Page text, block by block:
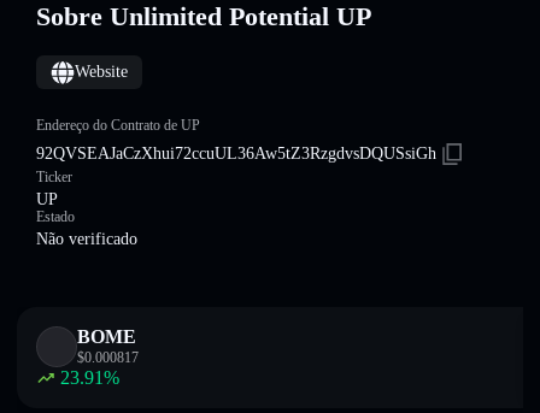
Sobre Unlimited Potential UP
Website
Endereço do Contrato de UP
92QVSEAJaCzXhui72ccuUL36Aw5tZ3RzgdvsDQUSsiGh
Ticker
UP
Estado
Não verificado
BOME
$0.000817
23.91%